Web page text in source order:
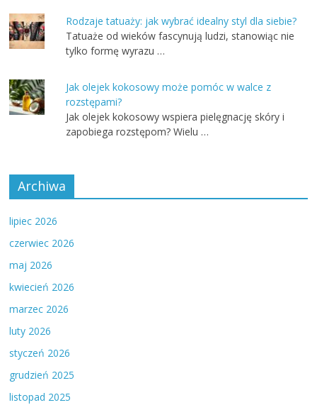
Rodzaje tatuaży: jak wybrać idealny styl dla siebie?
Tatuaże od wieków fascynują ludzi, stanowiąc nie
tylko formę wyrazu …
Jak olejek kokosowy może pomóc w walce z
rozstępami?
Jak olejek kokosowy wspiera pielęgnację skóry i
zapobiega rozstępom? Wielu …
Archiwa
lipiec 2026
czerwiec 2026
maj 2026
kwiecień 2026
marzec 2026
luty 2026
styczeń 2026
grudzień 2025
listopad 2025